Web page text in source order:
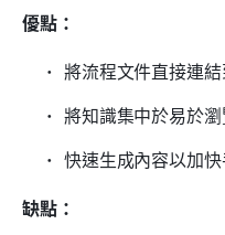
優點：
將流程文件直接連
將知識集中於易於
快速生成內容以加快
缺點：